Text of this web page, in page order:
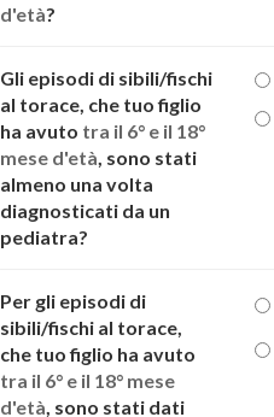
d'età?
Gli episodi di sibili/fischi
al torace, che tuo figlio
ha avuto tra il 6° e il 18°
mese d'età , sono stati
almeno una volta
diagnosticati da un
pediatra?
Per gli episodi di
sibili/fischi al torace,
che tuo figlio ha avuto
tra il 6° e il 18° mese
d'età , sono stati dati